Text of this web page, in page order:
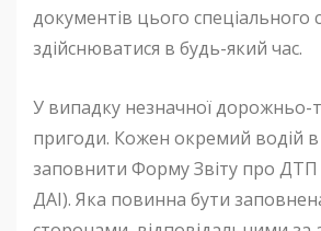
документів цього спеціального
здійснюватися в будь-який час.
У випадку незначної дорожньо-
пригоди. Кожен окремий водій в
заповнити Форму Звіту про ДТП
ДАІ). Яка повинна бути